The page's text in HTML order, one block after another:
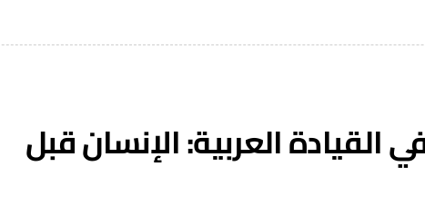
القيادة العربية: الإنسان قبل